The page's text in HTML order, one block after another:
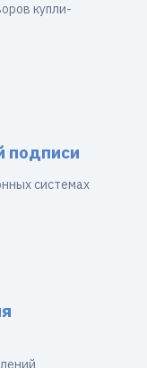
купли-
подписи
системах